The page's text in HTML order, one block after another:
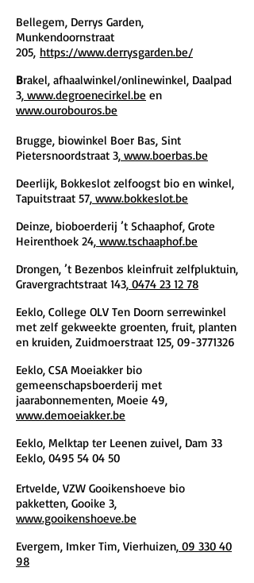
Bellegem, Derrys Garden,
Munkendoornstraat
205, https://www.derrysgarden.be/
Brakel, afhaalwinkel/onlinewinkel, Daalpad
3, www.degroenecirkel.be en
www.ourobouros.be
Brugge, biowinkel Boer Bas, Sint
Pietersnoordstraat 3, www.boerbas.be
Deerlijk, Bokkeslot zelfoogst bio en winkel,
Tapuitstraat 57, www.bokkeslot.be
Deinze, bioboerderij ’t Schaaphof, Grote
Heirenthoek 24, www.tschaaphof.be
Drongen, ’t Bezenbos kleinfruit zelfpluktuin,
Gravergrachtstraat 143, 0474 23 12 78
Eeklo, College OLV Ten Doorn serrewinkel
met zelf gekweekte groenten, fruit, planten
en kruiden, Zuidmoerstraat 125, 09-3771326
Eeklo, CSA Moeiakker bio
gemeenschapsboerderij met
jaarabonnementen, Moeie 49,
www.demoeiakker.be
Eeklo, Melktap ter Leenen zuivel, Dam 33
Eeklo, 0495 54 04 50
Ertvelde, VZW Gooikenshoeve bio
pakketten, Gooike 3,
www.gooikenshoeve.be
Evergem, Imker Tim, Vierhuizen, 09 330 40
98